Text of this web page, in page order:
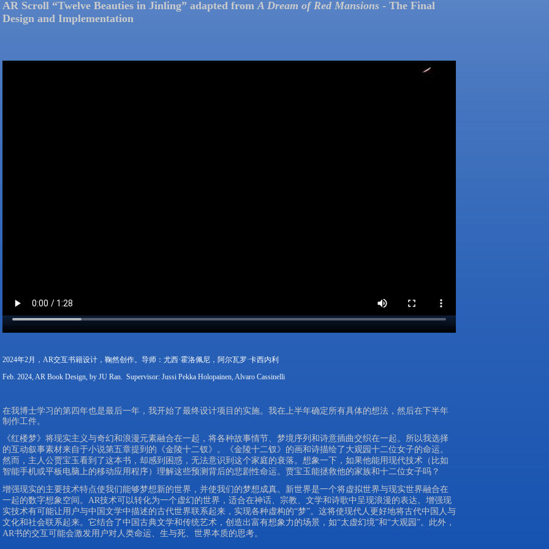
AR Scroll “Twelve Beauties in Jinling” adapted fromA Dream of Red Mansions - The Final
Design and Implementation
2024年2月，AR交互书籍设计，鞠然创作。导师：尤西·霍洛佩尼，阿尔瓦罗·卡西内利
Feb. 2024, AR Book Design, by JU Ran. Supervisor: Jussi Pekka Holopainen, Alvaro Cassinelli
在我博士学习的第四年也是最后一年，我开始了最终设计项目的实施。我在上半年确定所有具体的想法，然后在下半年
制作工件。
《红楼梦》将现实主义与奇幻和浪漫元素融合在一起，将各种故事情节、梦境序列和诗意插曲交织在一起。所以我选择
的互动叙事素材来自于小说第五章提到的《金陵十二钗》。《金陵十二钗》的画和诗描绘了大观园十二位女子的命运。
然而，主人公贾宝玉看到了这本书，却感到困惑，无法意识到这个家庭的衰落。想象一下，如果他能用现代技术（比如
智能手机或平板电脑上的移动应用程序）理解这些预测背后的悲剧性命运。贾宝玉能拯救他的家族和十二位女子吗？
增强现实的主要技术特点使我们能够梦想新的世界，并使我们的梦想成真。新世界是一个将虚拟世界与现实世界融合在
一起的数字想象空间。AR技术可以转化为一个虚幻的世界，适合在神话、宗教、文学和诗歌中呈现浪漫的表达。增强现
实技术有可能让用户与中国文学中描述的古代世界联系起来，实现各种虚构的“梦”。这将使现代人更好地将古代中国人与
文化和社会联系起来。它结合了中国古典文学和传统艺术，创造出富有想象力的场景，如“太虚幻境”和“大观园”。此外，
AR书的交互可能会激发用户对人类命运、生与死、世界本质的思考。